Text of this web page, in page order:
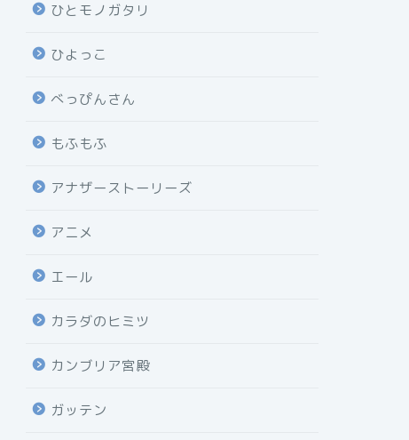
ひとモノガタリ
ひよっこ
べっぴんさん
もふもふ
アナザーストーリーズ
アニメ
エール
カラダのヒミツ
カンブリア宮殿
ガッテン